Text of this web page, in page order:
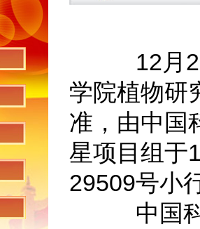
12月29
学院植物研
准，由中国
星项目组于
29509号小
中国科学